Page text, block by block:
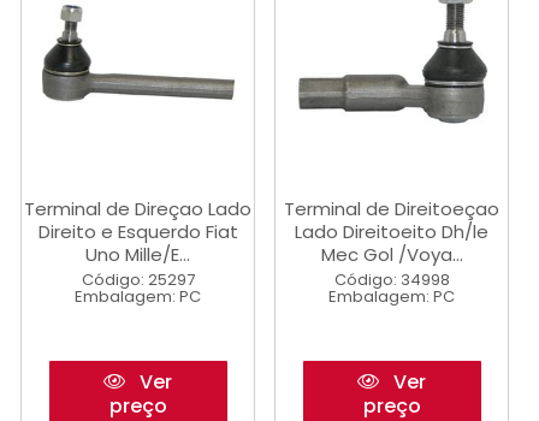
Terminal de Direçao Lado
Direito e Esquerdo Fiat
Uno Mille/E...
Código: 25297
Embalagem: PC
Ver
preço
Terminal de Direitoeçao
Lado Direitoeito Dh/le
Mec Gol /Voya...
Código: 34998
Embalagem: PC
Ver
preço